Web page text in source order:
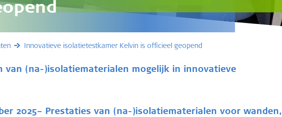
Innovatieve isolatietestkamer Kelvin is officieel geopend
van (na-)isolatiematerialen mogelijk in innovatieve
2025– Prestaties van (na-)isolatiematerialen voor wanden,